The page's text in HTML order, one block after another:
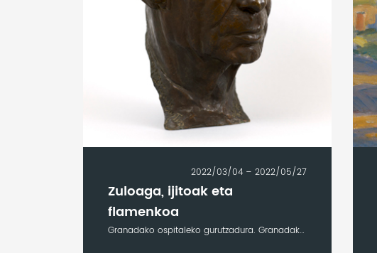
2022/03/04 – 2022/05/27
Zuloaga, ijitoak eta
flamenkoa
Granadako ospitaleko gurutzadura. Granadako Unibertsitateko errektoretza